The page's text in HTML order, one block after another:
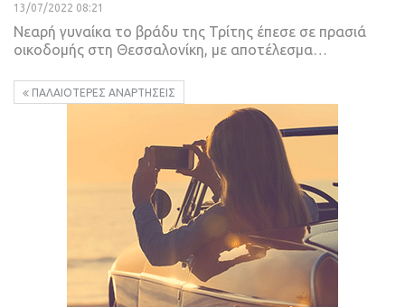
13/07/2022 08:21
Νεαρή γυναίκα το βράδυ της Τρίτης έπεσε σε πρασιά
οικοδομής στη Θεσσαλονίκη, με αποτέλεσμα
ΠΑΛΑΙΌΤΕΡΕΣ ΑΝΑΡΤΉΣΕΙΣ